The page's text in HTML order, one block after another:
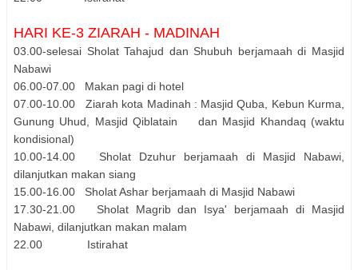
HARI KE-3 ZIARAH - MADINAH
03.00-selesai Sholat Tahajud dan Shubuh berjamaah di Masjid
Nabawi
06.00-07.00 Makan pagi di hotel
07.00-10.00 Ziarah kota Madinah : Masjid Quba, Kebun Kurma,
Gunung Uhud, Masjid Qiblatain dan Masjid Khandaq (waktu
kondisional)
10.00-14.00 Sholat Dzuhur berjamaah di Masjid Nabawi,
dilanjutkan makan siang
15.00-16.00 Sholat Ashar berjamaah di Masjid Nabawi
17.30-21.00 Sholat Magrib dan Isya' berjamaah di Masjid
Nabawi, dilanjutkan makan malam
22.00 Istirahat